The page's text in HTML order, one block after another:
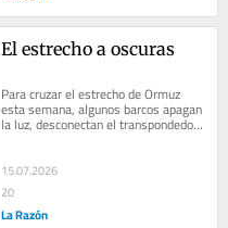
El estrecho a oscuras
Para cruzar el estrecho de Ormuz
esta semana, algunos barcos apagan
la luz, desconectan el transpondedor
y confían en la oscuridad para
15.07.2026
20
La Razón